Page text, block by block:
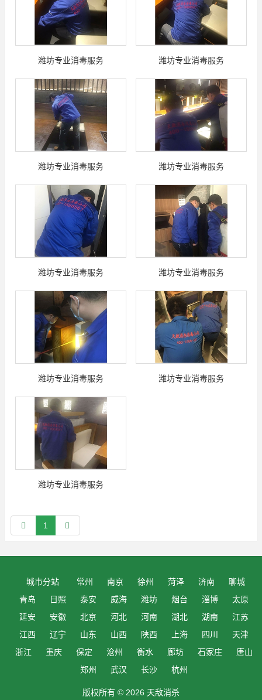
潍坊专业消毒服务 潍坊专业消毒服务
潍坊专业消毒服务 潍坊专业消毒服务
潍坊专业消毒服务 潍坊专业消毒服务
潍坊专业消毒服务 潍坊专业消毒服务
潍坊专业消毒服务
1
城市分站 常州 南京 徐州 菏泽 济南
聊城
青岛
日照 泰安 威海 潍坊 烟台 淄博
太原
延安
安徽 北京 河北 河南 湖北 湖南
江苏
江西
辽宁 山东 山西 陕西 上海 四川
天津
浙江
重庆 保定 沧州 衡水 廊坊 石家庄
唐山
郑州
武汉 长沙 杭州
版权所有 © 2026 天敌消杀